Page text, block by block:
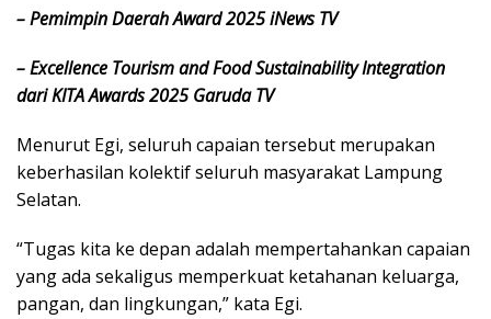
– Pemimpin Daerah Award 2025 iNews TV
– Excellence Tourism and Food Sustainability Integration
dari KITA Awards 2025 Garuda TV
Menurut Egi, seluruh capaian tersebut merupakan
keberhasilan kolektif seluruh masyarakat Lampung
Selatan.
“Tugas kita ke depan adalah mempertahankan capaian
yang ada sekaligus memperkuat ketahanan keluarga,
pangan, dan lingkungan,” kata Egi.